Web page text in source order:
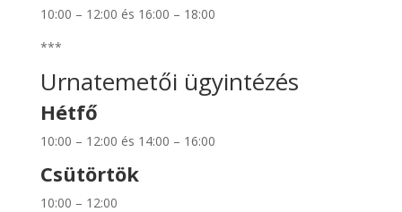
10:00 – 12:00 és 16:00 – 18:00
***
Urnatemetői ügyintézés
Hétfő
10:00 – 12:00 és 14:00 – 16:00
Csütörtök
10:00 – 12:00